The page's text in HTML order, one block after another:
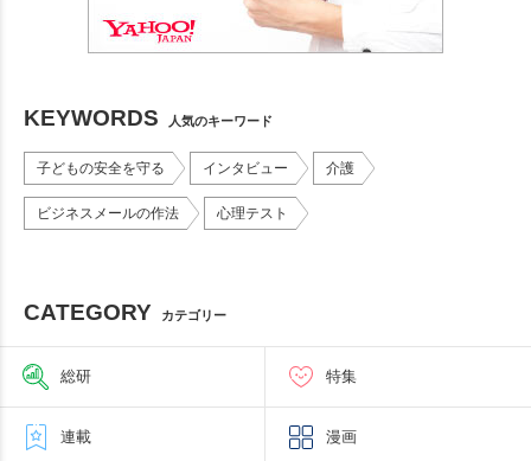
KEYWORDS 人気のキーワード
子どもの安全を守る インタビュー 介護
ビジネスメールの作法 心理テスト
CATEGORY カテゴリー
総研 特集
連載 漫画